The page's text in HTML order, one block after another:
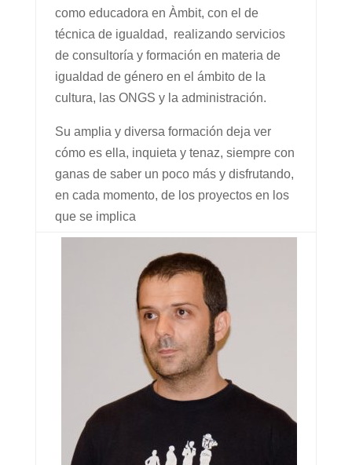
como educadora en Àmbit, con el de
técnica de igualdad, realizando servicios
de consultoría y formación en materia de
igualdad de género en el ámbito de la
cultura, las ONGS y la administración.
Su amplia y diversa formación deja ver
cómo es ella, inquieta y tenaz, siempre con
ganas de saber un poco más y disfrutando,
en cada momento, de los proyectos en los
que se implica